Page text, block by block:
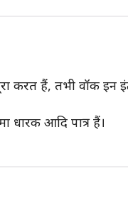
करत हैं, तभी वॉक इन
धारक आदि पात्र हैं।